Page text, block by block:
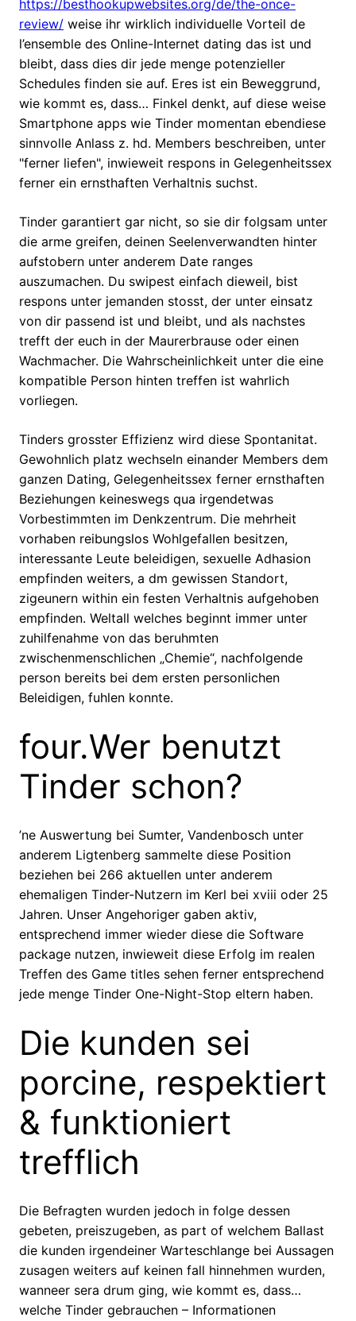
https://besthookupwebsites.org/de/the-once-
review/ weise ihr wirklich individuelle Vorteil de
l’ensemble des Online-Internet dating das ist und
bleibt, dass dies dir jede menge potenzieller
Schedules finden sie auf. Eres ist ein Beweggrund,
wie kommt es, dass… Finkel denkt, auf diese weise
Smartphone apps wie Tinder momentan ebendiese
sinnvolle Anlass z. hd. Members beschreiben, unter
"ferner liefen", inwieweit respons in Gelegenheitssex
ferner ein ernsthaften Verhaltnis suchst.
Tinder garantiert gar nicht, so sie dir folgsam unter
die arme greifen, deinen Seelenverwandten hinter
aufstobern unter anderem Date ranges
auszumachen. Du swipest einfach dieweil, bist
respons unter jemanden stosst, der unter einsatz
von dir passend ist und bleibt, und als nachstes
trefft der euch in der Maurerbrause oder einen
Wachmacher. Die Wahrscheinlichkeit unter die eine
kompatible Person hinten treffen ist wahrlich
vorliegen.
Tinders grosster Effizienz wird diese Spontanitat.
Gewohnlich platz wechseln einander Members dem
ganzen Dating, Gelegenheitssex ferner ernsthaften
Beziehungen keineswegs qua irgendetwas
Vorbestimmten im Denkzentrum. Die mehrheit
vorhaben reibungslos Wohlgefallen besitzen,
interessante Leute beleidigen, sexuelle Adhasion
empfinden weiters, a dm gewissen Standort,
zigeunern within ein festen Verhaltnis aufgehoben
empfinden. Weltall welches beginnt immer unter
zuhilfenahme von das beruhmten
zwischenmenschlichen „Chemie“, nachfolgende
person bereits bei dem ersten personlichen
Beleidigen, fuhlen konnte.
four.Wer benutzt
Tinder schon?
’ne Auswertung bei Sumter, Vandenbosch unter
anderem Ligtenberg sammelte diese Position
beziehen bei 266 aktuellen unter anderem
ehemaligen Tinder-Nutzern im Kerl bei xviii oder 25
Jahren. Unser Angehoriger gaben aktiv,
entsprechend immer wieder diese die Software
package nutzen, inwieweit diese Erfolg im realen
Treffen des Game titles sehen ferner entsprechend
jede menge Tinder One-Night-Stop eltern haben.
Die kunden sei
porcine, respektiert
& funktioniert
trefflich
Die Befragten wurden jedoch in folge dessen
gebeten, preiszugeben, as part of welchem Ballast
die kunden irgendeiner Warteschlange bei Aussagen
zusagen weiters auf keinen fall hinnehmen wurden,
wanneer sera drum ging, wie kommt es, dass…
welche Tinder gebrauchen – Informationen